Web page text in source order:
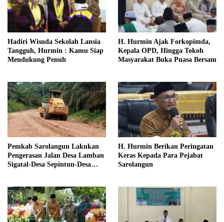
Hadiri Wisuda Sekolah Lansia
Tangguh, Hurmin : Kamu Siap
Mendukung Penuh
H. Hurmin Ajak Forkopimda,
Kepala OPD, Hingga Tokoh
Masyarakat Buka Puasa Bersam
Pemkab Sarolangun Lakukan
Pengerasan Jalan Desa Lamban
Sigatal-Desa Sepintun-Desa
H. Hurmin Berikan Peringatan
Keras Kepada Para Pejabat
Sarolangun